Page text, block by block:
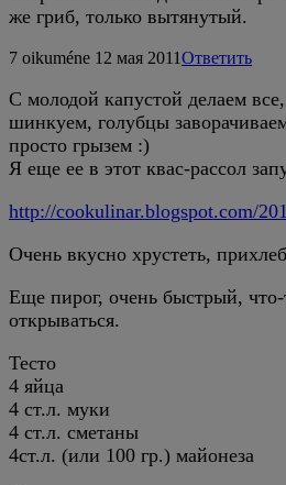
же гриб, только вытянутый.
7 oikuméne 12 мая 2011Ответить
С молодой капустой делаем
шинкуем, голубцы
просто грызем :)
Я еще ее в этот квас-рассол
http://cookulinar.blogspot.com/
Очень вкусно хрустеть,
Еще пирог, очень быстрый, что-
открываться.
Тесто
4 яйца
4 ст.л. муки
4 ст.л. сметаны
4ст.л. (или 100 гр.) майонеза